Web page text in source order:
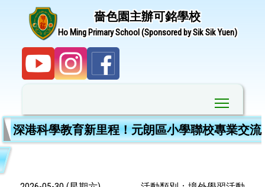
嗇色園主辦可銘學校
Ho Ming Primary School (Sponsored by Sik Sik Yuen)
深港科學教育新里程！元朗區小學聯校專業交流